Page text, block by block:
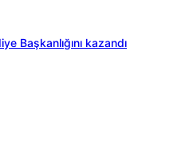
Başkanlığını kazandı